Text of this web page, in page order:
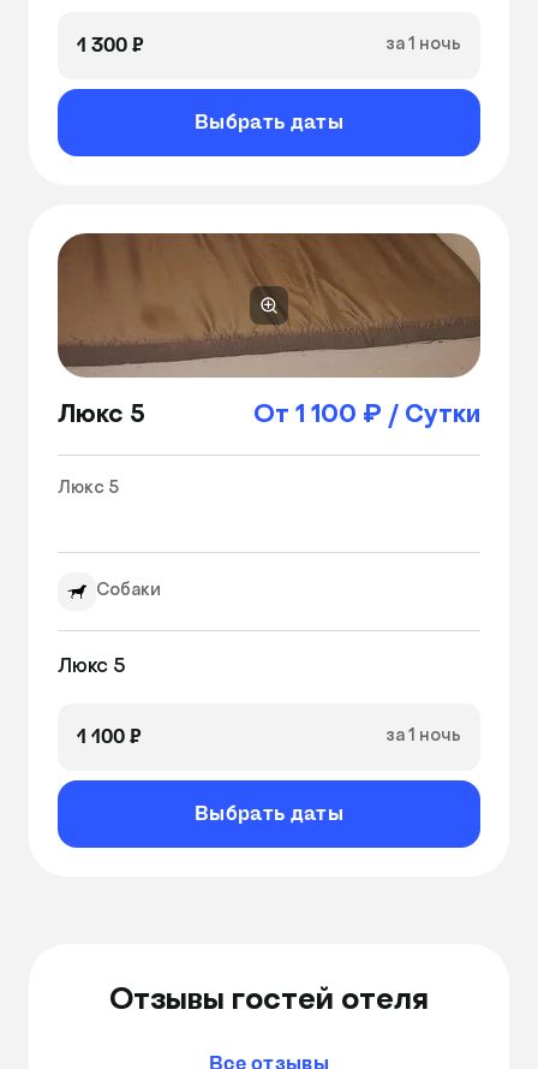
1 300 ₽ за 1 ночь
Выбрать даты
Люкс 5 От 1 100 ₽ / Сутки
Люкс 5
Собаки
1 100 ₽ за 1 ночь
Выбрать даты
Отзывы гостей отеля
Все отзывы